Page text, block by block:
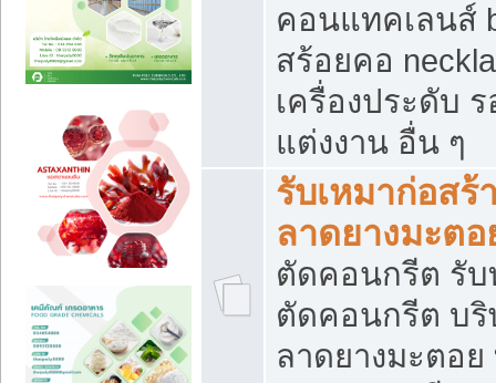
คอนแทคเลนส์
สร้อยคอ
เครื่องประดับ ร
แต่งงาน อื่น ๆ
รับเหมาก่อส
ลาดยางมะต
ตัดคอนกรีต รับ
ตัดคอนกรีต บริ
ลาดยางมะตอ